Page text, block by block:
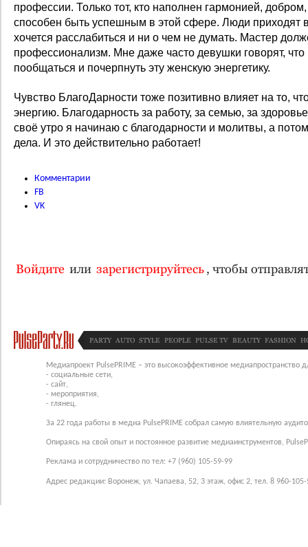
профессии. Только тот, кто наполнен гармонией,
способен быть успешным в этой сфере. Люди приходят
хочется расслабиться и ни о чем не думать. Мастер
профессионализм. Мне даже часто девушки говорят,
пообщаться и почерпнуть эту женскую энергетику.
Чувство БлагоДарности тоже позитивно влияет на то,
энергию. Благодарность за работу, за семью, за
своё утро я начинаю с благодарности и молитвы, а
дела. И это действительно работает!
Комментарии
FB
VK
Войдите или зарегистрируйтесь, чтобы
PARTY AUTO STYLE PEOPLE PULSE TV BEAUTY FASHION
Медиапроект PulsePRIME – это высокоэффективное медиапространство
- социальные сети,
- сайт,
- мероприятия,
- глянец.
За 22 года работы в медиа PulsePRIME собрал самую влиятельную
Опираясь на свой опыт и постоянное развитие медиаинструментов,
Реклама и сотрудничество по тел: +7 (960) 105-59-99
Адрес редакции: Воронеж, ул. Чапаева, 52, 3 этаж, офис 2, тел. 8 960-